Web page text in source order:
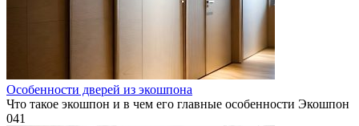
Особенности дверей из экошпона
Что такое экошпон и в чем его главные особенности Экошпон
041